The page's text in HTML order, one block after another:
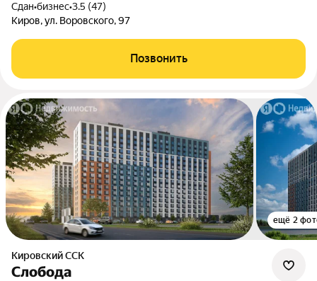
Сдан•бизнес•3.5 (47)
Киров, ул. Воровского, 97
Позвонить
ещё 2
Кировский ССК
Слобода